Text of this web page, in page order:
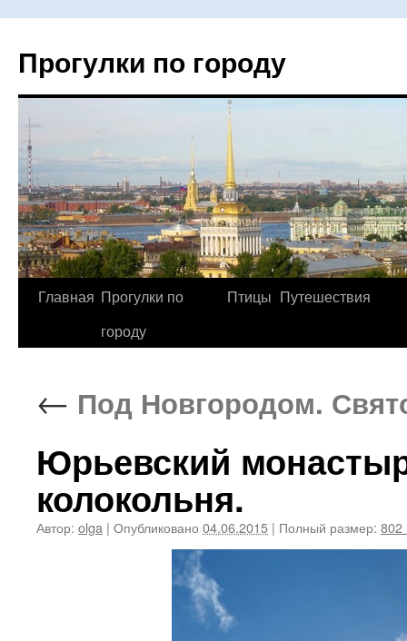
Прогулки по городу
Перейти
Главная Прогулки по
городу
Птицы Путешествия
← Под Новгородом.
Юрьевский
колокольня.
Автор: olga | Опубликовано 04.06.2015 | Полный размер: 802